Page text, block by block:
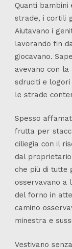
Quanti
strade, i cortili
Aiutavano i
lavorando fin
giocavano.
avevano con
sdruciti e
le strade
Spesso
frutta per
ciliegia con il
dal
che più di tutte
osservavano a
del forno in
camino
minestra e
Vestivano